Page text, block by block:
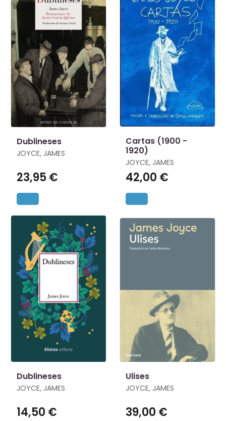
Dublineses
JOYCE, JAMES
23,95 €
Cartas (1900 -
1920)
JOYCE, JAMES
42,00 €
Dublineses
JOYCE, JAMES
14,50 €
Ulises
JOYCE, JAMES
39,00 €